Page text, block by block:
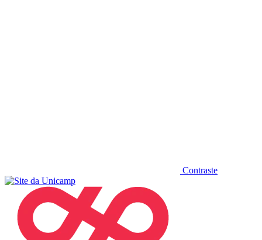
Contraste